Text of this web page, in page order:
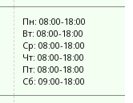
Пн: 08:00-18:00
Вт: 08:00-18:00
Ср: 08:00-18:00
Чт: 08:00-18:00
Пт: 08:00-18:00
Сб: 09:00-18:00